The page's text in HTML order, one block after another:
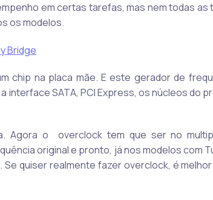
em certas tarefas, mas nem todas as
os modelos.
chip na placa mãe. E este gerador de
interface SATA, PCI Express, os núcleos do
Agora o overclock tem que ser no
original e pronto, já nos modelos com
quiser realmente fazer overclock, é